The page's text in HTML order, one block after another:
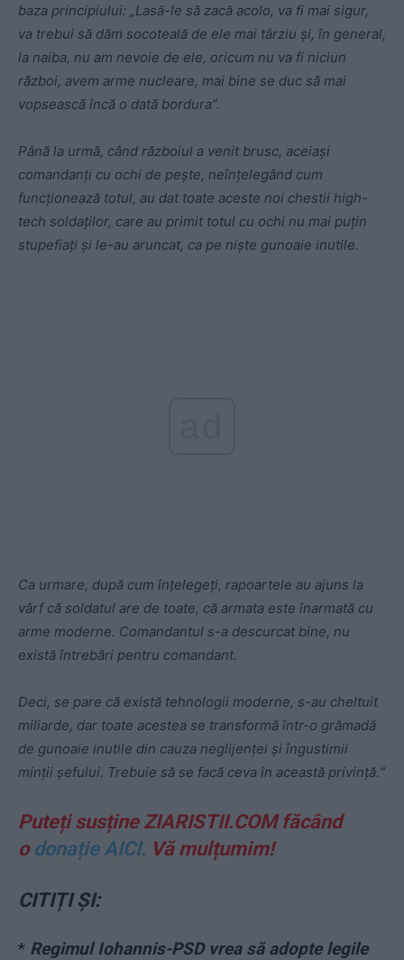
baza principiului: „Lasă-le să zacă acolo, va fi mai sigur,
va trebui să dăm socoteală de ele mai târziu și, în general,
la naiba, nu am nevoie de ele, oricum nu va fi niciun
război, avem arme nucleare, mai bine se duc să mai
vopsească încă o dată bordura”.
Până la urmă, când războiul a venit brusc, aceiași
comandanți cu ochi de pește, neînțelegând cum
funcționează totul, au dat toate aceste noi chestii high-
tech soldaților, care au primit totul cu ochi nu mai puțin
stupefiați și le-au aruncat, ca pe niște gunoaie inutile.
Ca urmare, după cum înțelegeți, rapoartele au ajuns la
vârf că soldatul are de toate, că armata este înarmată cu
arme moderne. Comandantul s-a descurcat bine, nu
există întrebări pentru comandant.
Deci, se pare că există tehnologii moderne, s-au cheltuit
miliarde, dar toate acestea se transformă într-o grămadă
de gunoaie inutile din cauza neglijenței și îngustimii
minții șefului. Trebuie să se facă ceva în această privință.“
Puteți susține ZIARISTII.COM făcând
o donație AICI. Vă mulțumim!
CITIȚI ȘI:
* Regimul Iohannis-PSD vrea să adopte legile